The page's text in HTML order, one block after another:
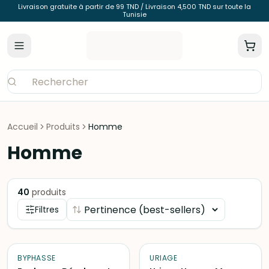
Livraison gratuite à partir de 99 TND / Livraison 4,500 TND sur toute la
Tunisie
Accueil Produits Homme
Homme
40 produits
Filtres
BYPHASSE URIAGE